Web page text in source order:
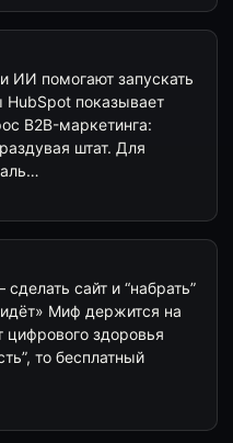
ИИ помогают запускать
показывает
B2B-маркетинга:
штат. Для
сайт и “набрать”
Миф держится на
цифрового здоровья
то бесплатный